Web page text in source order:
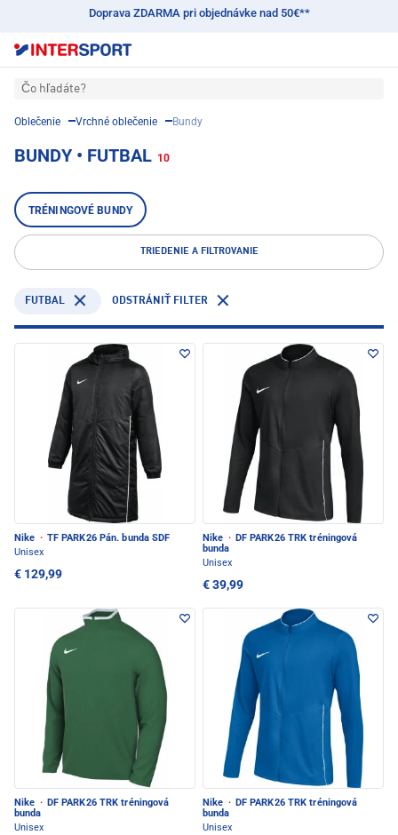
Doprava ZDARMA pri objednávke nad 50€**
Čo hľadáte?
Oblečenie Vrchné oblečenie Bundy
BUNDY • FUTBAL 10
TRÉNINGOVÉ BUNDY
TRIEDENIE A FILTROVANIE
FUTBAL ODSTRÁNIŤ FILTER
Nike · TF PARK26 Pán. bunda SDF
Unisex
€ 129,99
Nike · DF PARK26 TRK tréningová
bunda
Unisex
€ 39,99
Nike · DF PARK26 TRK tréningová
bunda
Unisex
Nike · DF PARK26 TRK tréningová
bunda
Unisex